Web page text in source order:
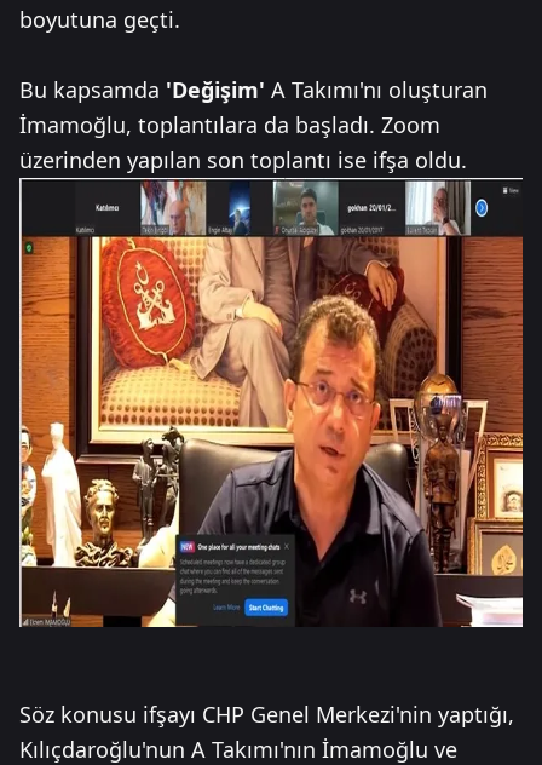
boyutuna geçti.
Bu kapsamda 'Değişim' A Takımı'nı oluşturan
İmamoğlu, toplantılara da başladı. Zoom
üzerinden yapılan son toplantı ise ifşa oldu.
Söz konusu ifşayı CHP Genel Merkezi'nin yaptığı,
Kılıçdaroğlu'nun A Takımı'nın İmamoğlu ve